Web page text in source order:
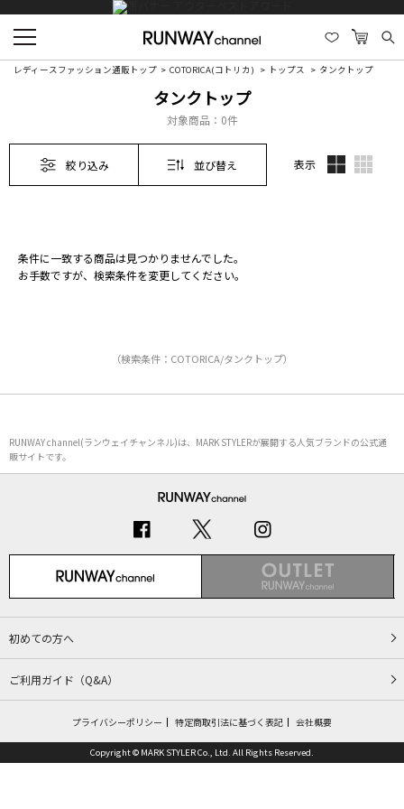
レディースファッション通販トップ COTORICA(コトリカ) トップス タンクトップ
タンクトップ
対象商品： 0件
絞り込み 並び替え 表示
条件に一致する商品は見つかりませんでした。
お手数ですが、検索条件を変更してください。
（検索条件：COTORICA/タンクトップ）
RUNWAY channel(ランウェイチャンネル)は、MARK STYLERが展開する人気ブランドの公式通
販サイトです。
初めての方へ
ご利用ガイド（Q&A）
プライバシーポリシー 特定商取引法に基づく表記 会社概要
Copyright © MARK STYLER Co., Ltd. All Rights Reserved.